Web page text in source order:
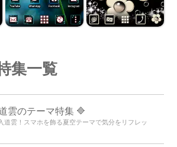
集一覧
雲のテーマ特集 🔷
道雲！スマホを飾る夏空テーマで気分をリフレッ